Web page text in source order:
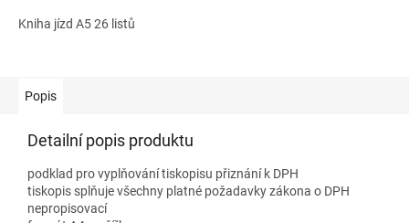
Kniha jízd A5 26 listů
Popis
Detailní popis produktu
podklad pro vyplňování tiskopisu přiznání k DPH
tiskopis splňuje všechny platné požadavky zákona o DPH
nepropisovací